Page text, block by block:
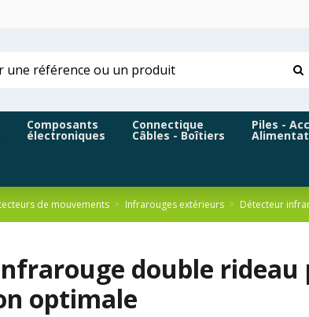
Composants
électroniques
Connectique
Câbles - Boîtiers
Piles -
de mouvements Infrarouges extérieurs Détecteur
double
optimale